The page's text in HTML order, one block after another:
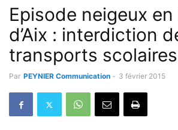
Episode neigeux en
d’Aix : interdiction
transports
Par PEYNIER Communication - 3 février 2015